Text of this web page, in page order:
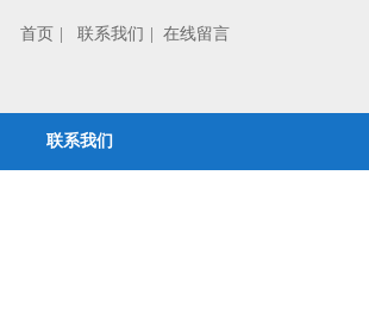
首页 | 联系我们 | 在线留言
联系我们